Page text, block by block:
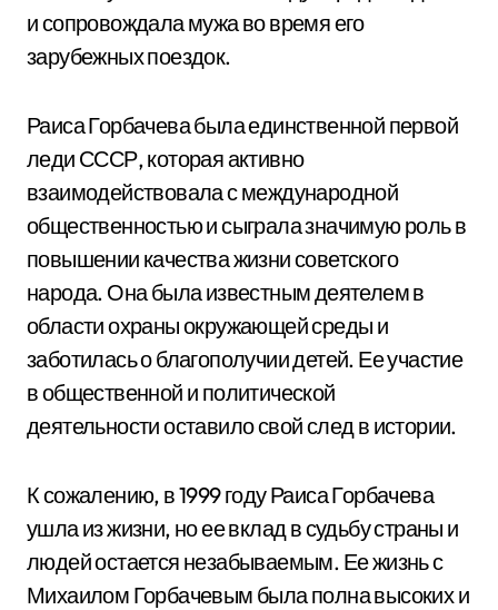
и сопровождала мужа во время его
зарубежных поездок.
Раиса Горбачева была единственной первой
леди СССР, которая активно
взаимодействовала с международной
общественностью и сыграла значимую роль в
повышении качества жизни советского
народа. Она была известным деятелем в
области охраны окружающей среды и
заботилась о благополучии детей. Ее участие
в общественной и политической
деятельности оставило свой след в истории.
К сожалению, в 1999 году Раиса Горбачева
ушла из жизни, но ее вклад в судьбу страны и
людей остается незабываемым. Ее жизнь с
Михаилом Горбачевым была полна высоких и